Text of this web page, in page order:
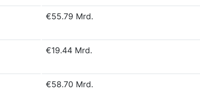
€55.79 Mrd.
€19.44 Mrd.
€58.70 Mrd.